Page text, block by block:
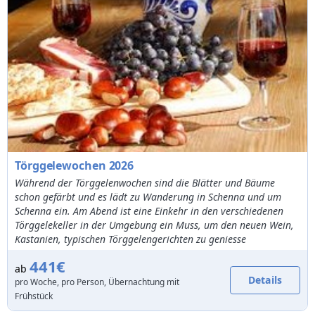
Törggelewochen 2026
Während der Törggelenwochen sind die Blätter und Bäume
schon gefärbt und es lädt zu Wanderung in Schenna und um
Schenna ein. Am Abend ist eine Einkehr in den verschiedenen
Törggelekeller in der Umgebung ein Muss, um den neuen Wein,
Kastanien, typischen Törggelengerichten zu geniesse
ab 441€
pro Woche, pro Person, Übernachtung mit
Frühstück
Details